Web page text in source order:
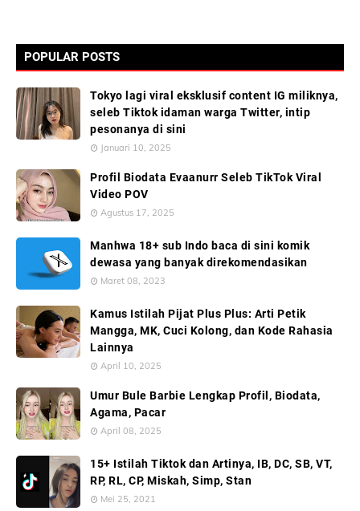
POPULAR POSTS
Tokyo lagi viral eksklusif content IG miliknya,
seleb Tiktok idaman warga Twitter, intip
pesonanya di sini
Januari 10, 2025
Profil Biodata Evaanurr Seleb TikTok Viral
Video POV
Agustus 17, 2025
Manhwa 18+ sub Indo baca di sini komik
dewasa yang banyak direkomendasikan
Maret 08, 2023
Kamus Istilah Pijat Plus Plus: Arti Petik
Mangga, MK, Cuci Kolong, dan Kode Rahasia
Lainnya
April 10, 2025
Umur Bule Barbie Lengkap Profil, Biodata,
Agama, Pacar
April 08, 2025
15+ Istilah Tiktok dan Artinya, IB, DC, SB, VT,
RP, RL, CP, Miskah, Simp, Stan
Mei 25, 2021